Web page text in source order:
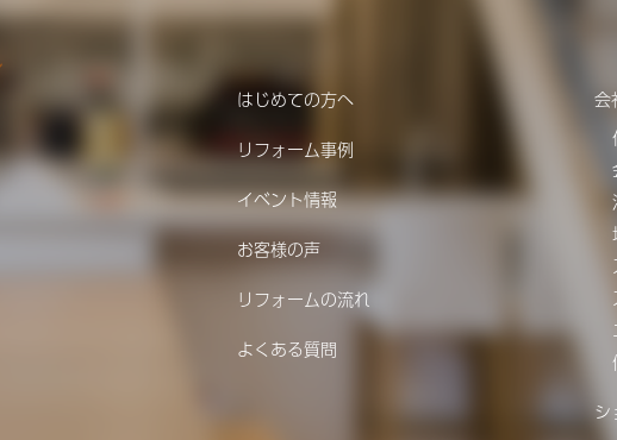
はじめての方へ
リフォーム事例
イベント情報
お客様の声
リフォームの流れ
よくある質問
会
シ